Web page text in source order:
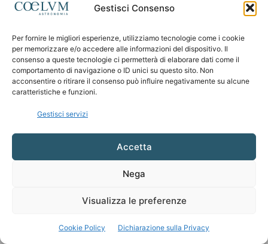
Gestisci Consenso
Per fornire le migliori esperienze, utilizziamo tecnologie come i cookie
per memorizzare e/o accedere alle informazioni del dispositivo. Il
consenso a queste tecnologie ci permetterà di elaborare dati come il
comportamento di navigazione o ID unici su questo sito. Non
acconsentire o ritirare il consenso può influire negativamente su alcune
caratteristiche e funzioni.
Gestisci servizi
Accetta
Nega
Visualizza le preferenze
Cookie Policy Dichiarazione sulla Privacy
SEGUICI